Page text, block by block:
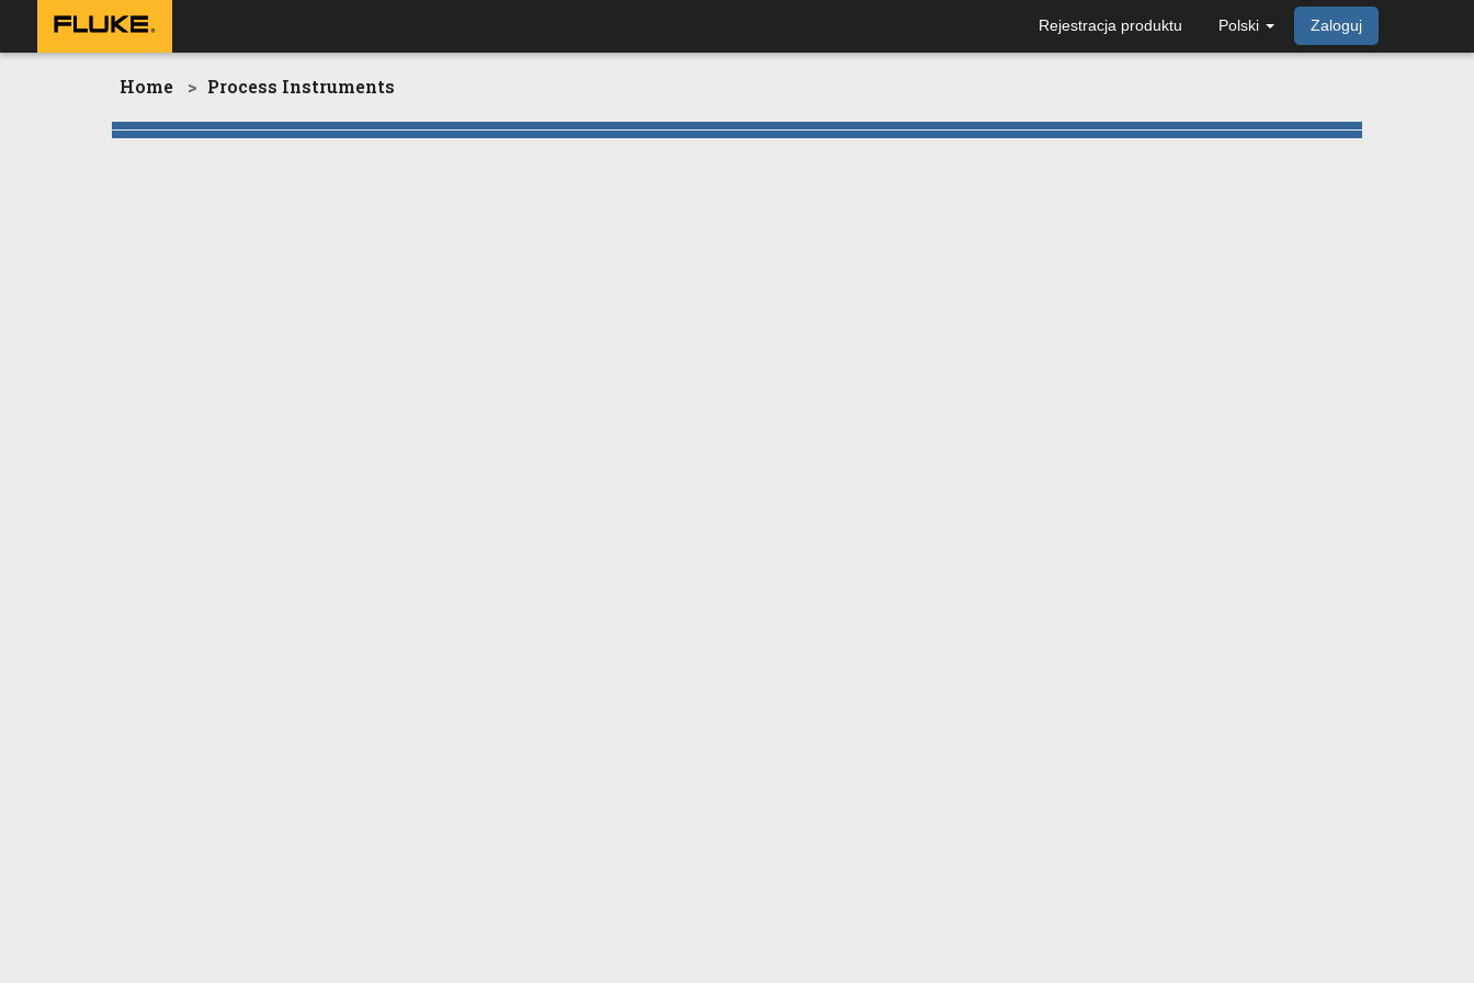
Rejestracja produktu Polski Zaloguj
Home Process Instruments